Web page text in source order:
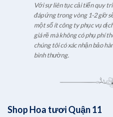
Với sự liên tục cải tiến quy
đáp ứng trong vòng 1-2 giờ
một số ít công ty phục vụ
giá rẽ mà không có phụ phí
chúng tôi có xác nhận bảo
bình thường.
Shop Hoa tươi Quận 11